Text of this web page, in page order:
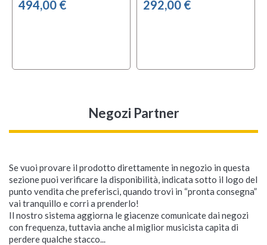
494,00 € 292,00 €
Negozi Partner
Se vuoi provare il prodotto direttamente in negozio in questa
sezione puoi verificare la disponibilità, indicata sotto il logo del
punto vendita che preferisci, quando trovi in “pronta consegna”
vai tranquillo e corri a prenderlo!
Il nostro sistema aggiorna le giacenze comunicate dai negozi
con frequenza, tuttavia anche al miglior musicista capita di
perdere qualche stacco...